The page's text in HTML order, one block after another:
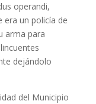
operandi,
era un policía de
arma para
dejándolo
del Municipio